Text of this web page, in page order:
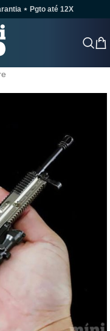
⋆ Pgto até 12X